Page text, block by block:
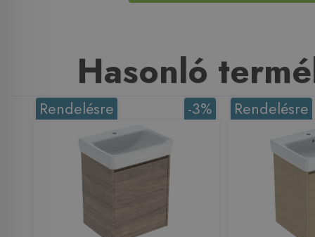
Hasonló
-3%
Rendelésre Rendelésre